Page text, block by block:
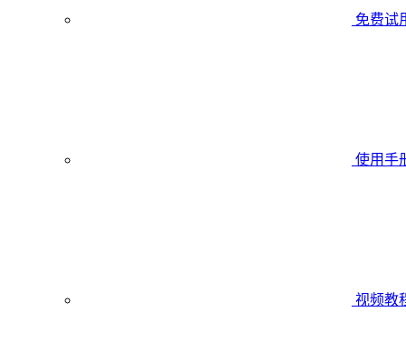
免费试
使用手
视频教